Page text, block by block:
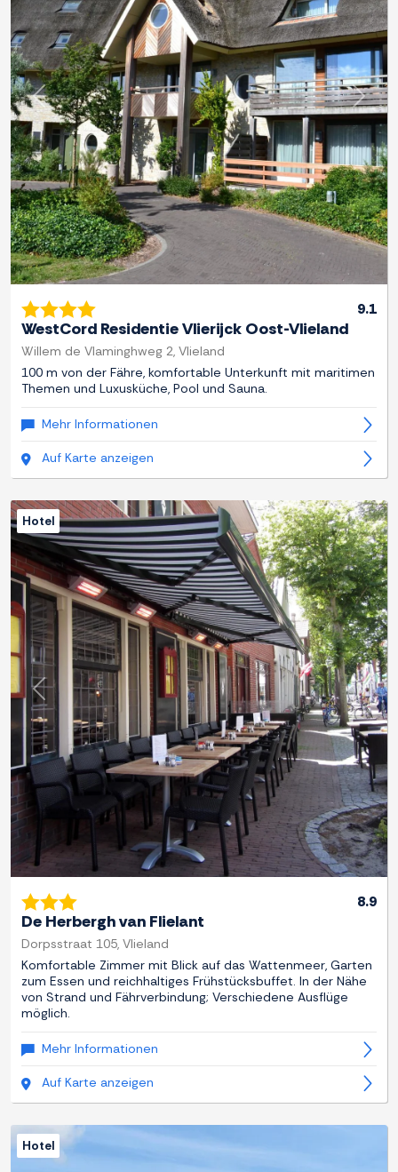
Zurück
9.1
WestCord Residentie Vlierijck Oost-Vlieland
Willem de Vlaminghweg 2, Vlieland
100 m von der Fähre, komfortable Unterkunft mit maritimen
Themen und Luxusküche, Pool und Sauna.
Mehr Informationen
Auf Karte anzeigen
Zurück
Hotel
8.9
De Herbergh van Flielant
Dorpsstraat 105, Vlieland
Komfortable Zimmer mit Blick auf das Wattenmeer, Garten
zum Essen und reichhaltiges Frühstücksbuffet. In der Nähe
von Strand und Fährverbindung; Verschiedene Ausflüge
möglich.
Mehr Informationen
Auf Karte anzeigen
Hotel